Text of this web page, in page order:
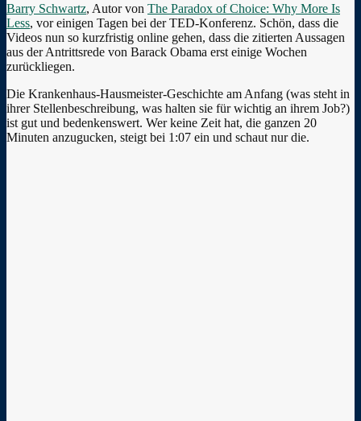
Barry Schwartz, Autor von The Paradox of Choice: Why More Is
Less, vor einigen Tagen bei der TED-Konferenz. Schön, dass die
Videos nun so kurzfristig online gehen, dass die zitierten Aussagen
aus der Antrittsrede von Barack Obama erst einige Wochen
zurückliegen.
Die Krankenhaus-Hausmeister-Geschichte am Anfang (was steht in
ihrer Stellenbeschreibung, was halten sie für wichtig an ihrem Job?)
ist gut und bedenkenswert. Wer keine Zeit hat, die ganzen 20
Minuten anzugucken, steigt bei 1:07 ein und schaut nur die.